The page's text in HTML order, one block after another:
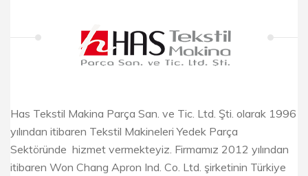
Has Tekstil Makina Parça San. ve Tic. Ltd. Şti. olarak 1996
yılından itibaren Tekstil Makineleri Yedek Parça
Sektöründe hizmet vermekteyiz. Firmamız 2012 yılından
itibaren Won Chang Apron Ind. Co. Ltd. şirketinin Türkiye